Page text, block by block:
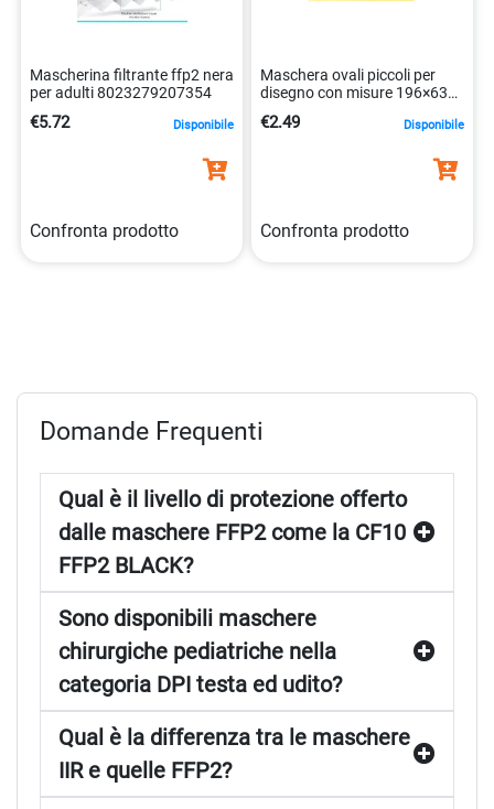
Mascherina filtrante ffp2 nera
per adulti 8023279207354
€5.72 Disponibile
Confronta prodotto
Maschera ovali piccoli per
disegno con misure 196×63
€2.49 Disponibile
Confronta prodotto
Domande Frequenti
Qual è il livello di protezione offerto
dalle maschere FFP2 come la CF10
FFP2 BLACK?
Sono disponibili maschere
chirurgiche pediatriche nella
categoria DPI testa ed udito?
Qual è la differenza tra le maschere
IIR e quelle FFP2?